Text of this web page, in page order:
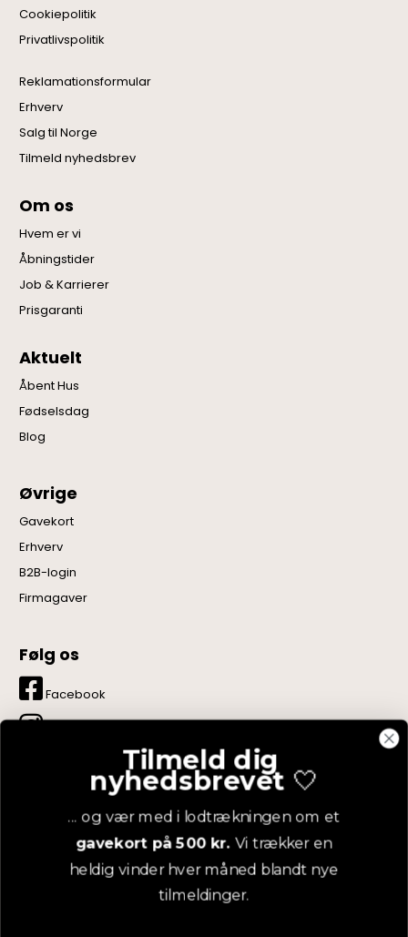
Cookiepolitik
Privatlivspolitik
Reklamationsformular
Erhverv
Salg til Norge
Tilmeld nyhedsbrev
Om os
Hvem er vi
Åbningstider
Job & Karrierer
Prisgaranti
Aktuelt
Åbent Hus
Fødselsdag
Blog
Øvrige
Gavekort
Erhverv
B2B-login
Firmagaver
Følg os
Facebook
Pinterest
Tilmeld dig
nyhedsbrevet 🤍
... og vær med i lodtrækningen om et
gavekort på 500 kr. Vi trækker en
heldig vinder hver måned blandt nye
tilmeldinger.